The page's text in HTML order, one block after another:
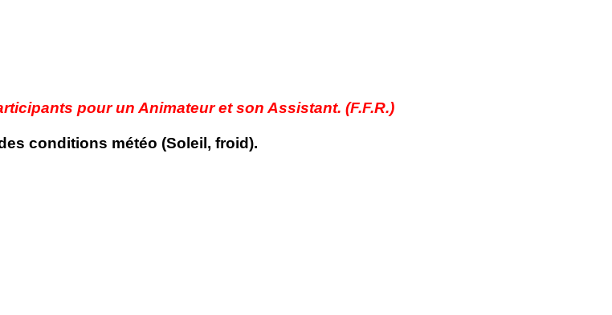
pour un Animateur et son Assistant. (F.F.R.)
conditions météo (Soleil, froid).